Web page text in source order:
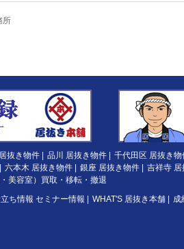
所
抜き物件 品川 居抜き物件 千代田区 居抜き物
六本木 居抜き物件 銀座 居抜き物件 吉祥寺
美容室）買取・移転・撤退
ち情報 セミナー情報 WHAT'S 居抜き本舗 成